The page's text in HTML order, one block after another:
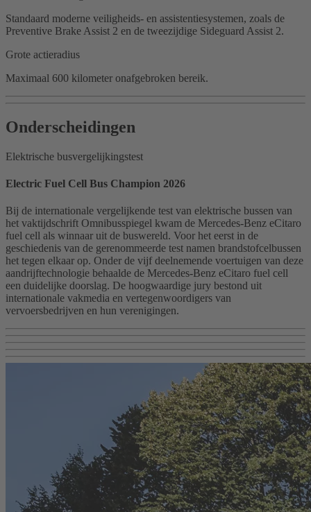
Standaard moderne veiligheids- en assistentiesystemen, zoals de
Preventive Brake Assist 2 en de tweezijdige Sideguard Assist 2.
Grote actieradius
Maximaal 600 kilometer onafgebroken bereik.
Onderscheidingen
Elektrische busvergelijkingstest
Electric Fuel Cell Bus Champion 2026
Bij de internationale vergelijkende test van elektrische bussen van
het vaktijdschrift Omnibusspiegel kwam de Mercedes-Benz eCitaro
fuel cell als winnaar uit de buswereld. Voor het eerst in de
geschiedenis van de gerenommeerde test namen brandstofcelbussen
het tegen elkaar op. Onder de vijf deelnemende voertuigen van deze
aandrijftechnologie behaalde de Mercedes-Benz eCitaro fuel cell
een duidelijke doorslag. De hoogwaardige jury bestond uit
internationale vakmedia en vertegenwoordigers van
vervoersbedrijven en hun verenigingen.